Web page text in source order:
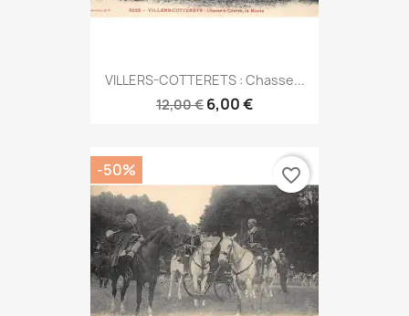
VILLERS-COTTERETS : Chasse...
12,00 € 6,00 €
-50% favorite_border